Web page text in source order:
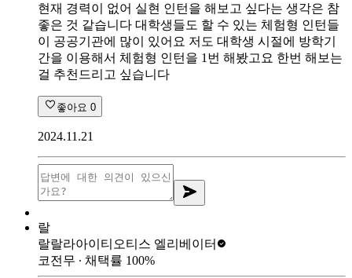
현재 경력이 없어 실현 인턴을 해보고 싶다는 생각은 참
좋은 것 같습니다 대학생들도 할 수 있는 체험형 인턴들
이 공공기관에 많이 있어요 저도 대학생 시절에 방학기
간을 이용해서 체험형 인턴을 1번 해봤고요 한번 해보는
걸 추천드리고 싶습니다
좋아요 0
2024.11.21
랄
랄랄라아이티 오티스 엘리베이터
코전무 ∙ 채택률 100%